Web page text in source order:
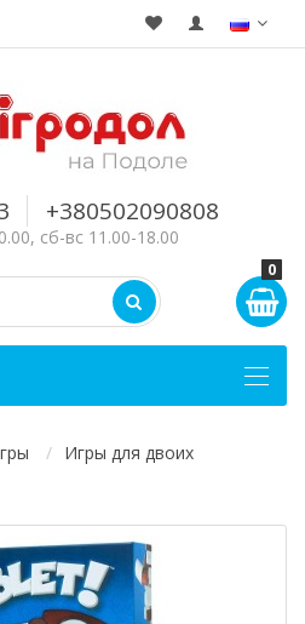
+380502090808
сб-вс 11.00-18.00
0
Игры для двоих